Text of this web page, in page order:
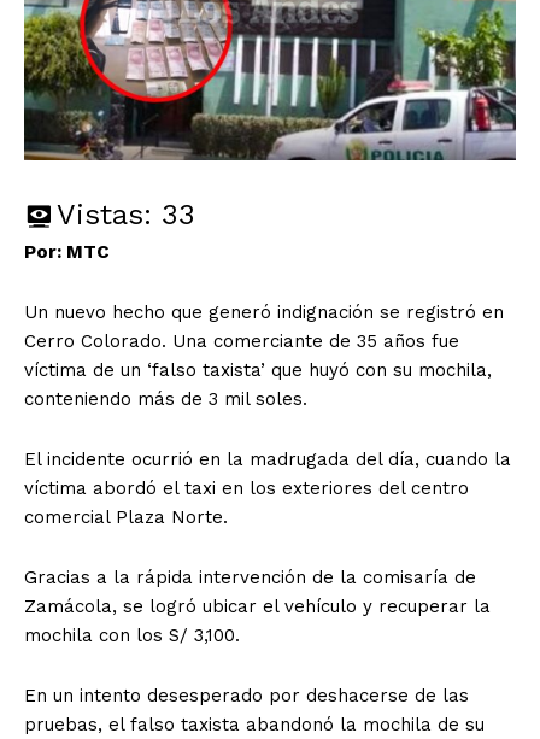
Vistas: 33
Por: MTC
Un nuevo hecho que generó indignación se registró en
Cerro Colorado. Una comerciante de 35 años fue
víctima de un ‘falso taxista’ que huyó con su mochila,
conteniendo más de 3 mil soles.
El incidente ocurrió en la madrugada del día, cuando la
víctima abordó el taxi en los exteriores del centro
comercial Plaza Norte.
Gracias a la rápida intervención de la comisaría de
Zamácola, se logró ubicar el vehículo y recuperar la
mochila con los S/ 3,100.
En un intento desesperado por deshacerse de las
pruebas, el falso taxista abandonó la mochila de su